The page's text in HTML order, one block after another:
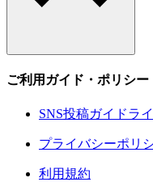
ご利用ガイド・ポリシー
SNS投稿ガイドラ
プライバシーポリ
利用規約